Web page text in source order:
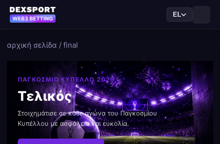
EL
αρχική σελίδα / final
ΠΑΓΚΟΣΜΙΟ ΚΥΠΕΛΛΟ 2026
Τελικός
Στοιχημάτισε σε κάθε αγώνα του Παγκοσμίου
Κυπέλλου με ασφάλεια και ευκολία.